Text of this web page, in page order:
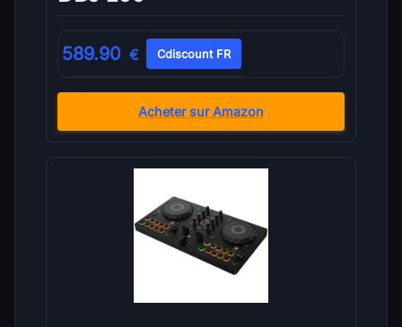
589.90 € Cdiscount FR
Acheter sur Amazon